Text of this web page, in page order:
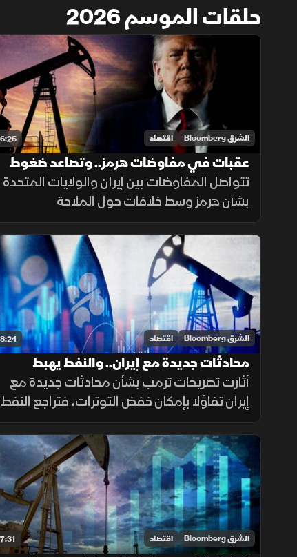
حلقات الموسم 2026
الشرق Bloomberg اقتصاد
عقبات في مفاوضات هرمز.. وتصاعد ضغوط
ترمب على شركات النفط
تتواصل المفاوضات بين إيران والولايات المتحدة
بشأن هرمز وسط خلافات حول الملاحة
والعقوبات، بينما تتزايد الضغوط في أميركا
لخفض أسعار البنزين مع استمرار الجدل
الاقتصادي قبيل الانتخابات.
الشرق Bloomberg اقتصاد
محادثات جديدة مع إيران.. والنفط يهبط
وأسهم أرامكو ترتفع
أثارت تصريحات ترمب بشأن محادثات جديدة مع
إيران تفاؤلا بإمكان خفض التوترات، فتراجع
بينما واصل سهم أرامكو الصعود قبيل إعلان
نتائجه، مع تأكيد أميركي على دعم استقرار الين.
الشرق Bloomberg اقتصاد